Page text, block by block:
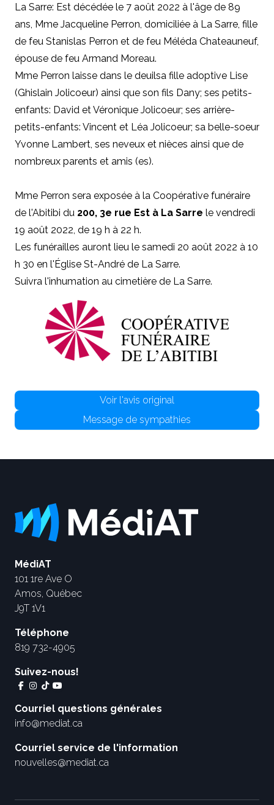
La Sarre: Est décédée le 7 août 2022 à l'âge de 89
ans, Mme Jacqueline Perron, domiciliée à La Sarre, fille
de feu Stanislas Perron et de feu Méléda Chateauneuf,
épouse de feu Armand Moreau.
Mme Perron laisse dans le deuilsa fille adoptive Lise
(Ghislain Jolicoeur) ainsi que son fils Dany; ses petits-
enfants: David et Véronique Jolicoeur; ses arrière-
petits-enfants: Vincent et Léa Jolicoeur; sa belle-soeur
Yvonne Lambert, ses neveux et nièces ainsi que de
nombreux parents et amis (es).
Mme Perron sera exposée à la Coopérative funéraire
de l'Abitibi du 200, 3e rue Est à La Sarre le vendredi
19 août 2022, de 19 h à 22 h.
Les funérailles auront lieu le samedi 20 août 2022 à 10
h 30 en l'Église St-André de La Sarre.
Suivra l'inhumation au cimetière de La Sarre.
Voir l'avis original
Message de sympathies
MédiAT
101 1re Ave O
Amos, Québec
J9T 1V1
Téléphone
819 732-4905
Suivez-nous!
Courriel questions générales
info@mediat.ca
Courriel service de l'information
nouvelles@mediat.ca